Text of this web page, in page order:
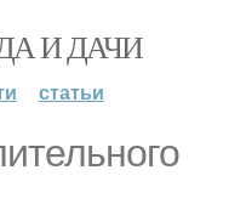
И ДАЧИ
статьи